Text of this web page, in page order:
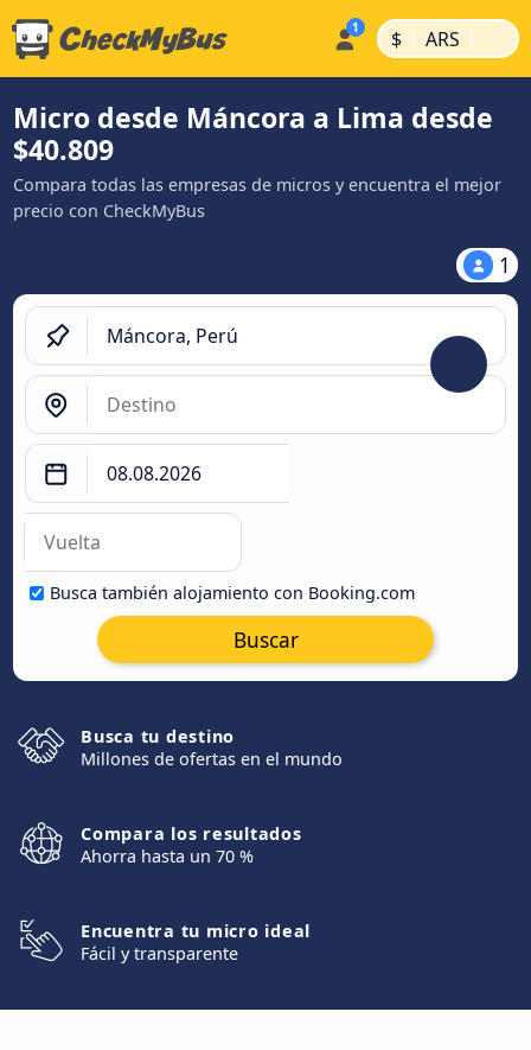
$ | ARS |
Micro desde Máncora a Lima desde
$40.809
Compara todas las empresas de micros y encuentra el mejor
precio con CheckMyBus
1
Busca también alojamiento con Booking.com
Buscar
Busca tu destino
Millones de ofertas en el mundo
Compara los resultados
Ahorra hasta un 70 %
Encuentra tu micro ideal
Fácil y transparente